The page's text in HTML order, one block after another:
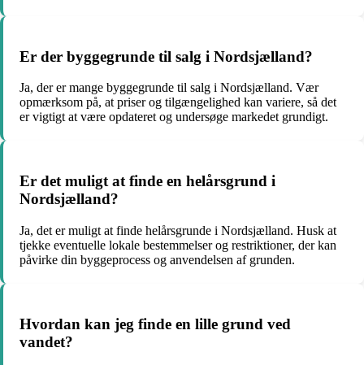
Er der byggegrunde til salg i Nordsjælland?
Ja, der er mange byggegrunde til salg i Nordsjælland. Vær
opmærksom på, at priser og tilgængelighed kan variere, så det
er vigtigt at være opdateret og undersøge markedet grundigt.
Er det muligt at finde en helårsgrund i
Nordsjælland?
Ja, det er muligt at finde helårsgrunde i Nordsjælland. Husk at
tjekke eventuelle lokale bestemmelser og restriktioner, der kan
påvirke din byggeprocess og anvendelsen af grunden.
Hvordan kan jeg finde en lille grund ved
vandet?